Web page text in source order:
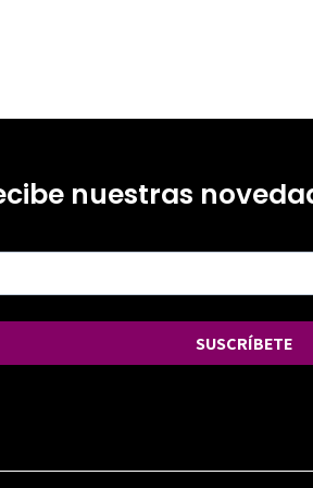
nuestras
SUSCRÍBETE